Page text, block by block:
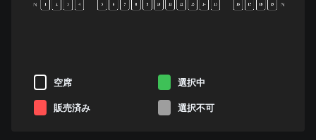
N N
1 2 3 4 5 6 7 8 9 10 12 13 14 15 16 17 18 19
空席 選択中
販売済み 選択不可